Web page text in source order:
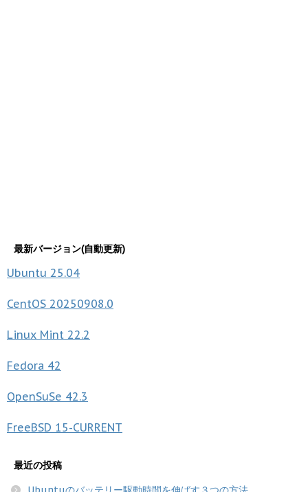
最新バージョン(自動更新)
Ubuntu 25.04
CentOS 20250908.0
Linux Mint 22.2
Fedora 42
OpenSuSe 42.3
FreeBSD 15-CURRENT
最近の投稿